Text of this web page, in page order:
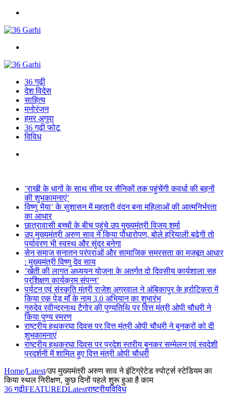
36 गढ़ी
देश विदेस
साहित्य
मनोरंजन
हमर अगुवा
36 गढ़ी फोटू
विविध
’राखी के धागों के साथ सीमा पर सैनिकों तक पहुंचेंगी कवर्धा की बहनों
की शुभकामनाएं’
विष्णु भैया’ के सुशासन में महतारी वंदन बना महिलाओं की आत्मनिर्भरता
का आधार
छात्रावासी बच्चों के बीच पहुंचे उप मुख्यमंत्री विजय शर्मा
उप मुख्यमंत्री अरुण साव ने किया पौधारोपण, बोले हरियाली बढ़ेगी तो
पर्यावरण भी स्वस्थ और सुंदर बनेगा
सेन समाज सनातन परंपराओं और सामाजिक समरसता का मजबूत आधार
: मुख्यमंत्री विष्णु देव साय
’खेती की लागत अध्ययन योजना के अतर्गत दो दिवसीय कार्यशाला सह
प्रशिक्षण कार्यक्रम संपन्न’
पर्यटन एवं संस्कृति मंत्री राजेश अग्रवाल ने अंबिकापुर के हर्राटिकरा में
किया एक पेड़ माँ के नाम 3.0 अभियान का शुभारंभ
गुरुदेव रवीन्द्रनाथ टैगोर की पुण्यतिथि पर वित्त मंत्री ओपी चौधरी ने
किया पुण्य स्मरण
राष्ट्रीय हथकरघा दिवस पर वित्त मंत्री ओपी चौधरी ने बुनकरों को दी
शुभकामनाएं
राष्ट्रीय हथकरघा दिवस पर प्रदेश स्तरीय बुनकर सम्मेलन एवं स्वदेशी
प्रदर्शनी में शामिल हुए वित्त मंत्री ओपी चौधरी
Home/Latest/उप मुख्यमंत्री अरुण साव ने इंटिग्रेटेड स्पोर्ट्स स्टेडियम का
किया स्थल निरीक्षण, कुछ दिनों पहले शुरू हुआ है काम
36 गढ़ीFEATUREDLatestराष्ट्रीयविविध